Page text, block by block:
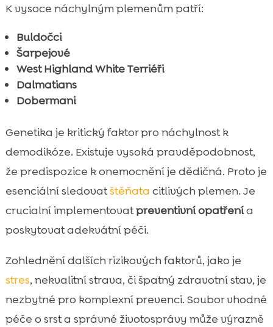
K vysoce náchylným plemenům patří:
Buldočci
Šarpejové
West Highland White Terriéři
Dalmatians
Dobermani
Genetika je kritický faktor pro náchylnost k
demodikóze. Existuje vysoká pravděpodobnost,
že predispozice k onemocnění je dědičná. Proto je
esenciální sledovatštěňata citlivých plemen. Je
crucialní implementovatpreventivní opatřenía
poskytovat adekvátní péči.
Zohlednění dalších rizikových faktorů, jako je
stres, nekvalitní strava, či špatný zdravotní stav, je
nezbytné pro komplexní prevenci. Soubor vhodné
péče o srst a správné životosprávy může výrazně